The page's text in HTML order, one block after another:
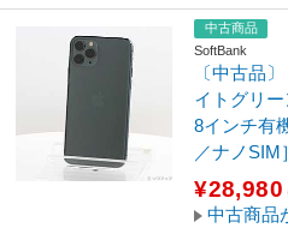
中古商品
SoftBank
〔中古品
イトグリ
8インチ有
／ナノSIM］
¥28,980
中古商品